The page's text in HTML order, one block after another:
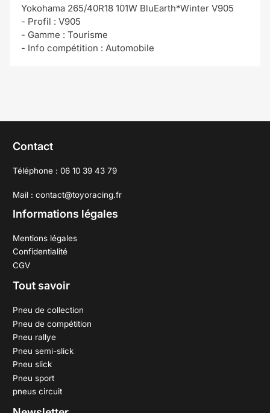
Yokohama 265/40R18 101W BluEarth*Winter V905
- Profil : V905
- Gamme : Tourisme
- Info compétition : Automobile
Contact
Téléphone : 06 10 39 43 79
Mail : contact@toyoracing.fr
Informations légales
Mentions légales
Confidentialité
CGV
Tout savoir
Pneu de collection
Pneu de compétition
Pneu rallye
Pneu semi-slick
Pneu slick
Pneu sport
pneus circuit